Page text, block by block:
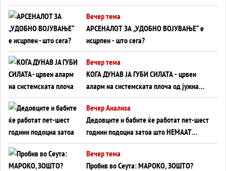
БЕЗ ФРОНТ
Вечер тема
АРСЕНАЛОТ ЗА „УДОБНО ВОЈУВАЊЕ“ е
исцрпен - што сега?
Вечер тема
КОГА ДУНАВ ЈА ГУБИ СИЛАТА - црвен
аларм на системската плоча од јужна
Германија до Црното Море...
Вечер Анализа
Дедовците и бабите ќе работат пет-шест
години подоцна затоа што НЕМААТ
ВНУЦИ ДА ГИ ЗАМЕНАТ
Вечер тема
Пробив во Сеута: МАРОКО, ЗОШТО?